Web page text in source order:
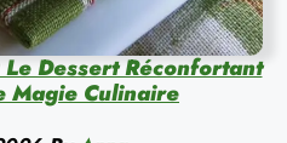
Dessert Réconfortant
Magie Culinaire